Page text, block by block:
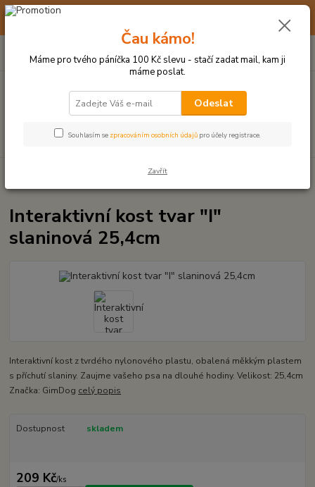
☀️ 10. - 14. SRPNA 2026 MÁME DOVOLENOU ☀️ OBJEDNÁVKY
Hledat
po–pá: 9–17 hod.
za0 Kč
HRAČKY Z TVRDÉ GUMY, PLASTU
Interaktivní kost tvar "I"
slaninová 25,4cm
Interaktivní kost z tvrdého nylonového plastu, obalená měkkým plastem
s příchutí slaniny. Zaujme vašeho psa na dlouhé hodiny. Velikost: 25,4cm
Značka: GimDog celý popis
Dostupnost skladem
209 Kč/ks
Čau kámo!
Máme pro tvého páníčka 100 Kč slevu - stačí zadat mail, kam ji
máme poslat.
Odeslat
Souhlasím se zpracováním osobních údajů pro účely registrace.
Zavřít